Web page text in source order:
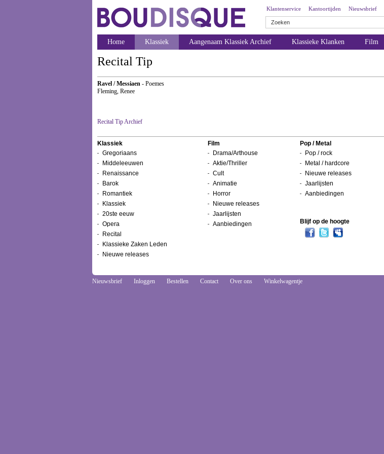
Klantenservice Kantoortijden Nieuwsbrief
Home Klassiek Aangenaam Klassiek Archief Klassieke Klanken Film
Recital Tip
Ravel / Messiaen - Poemes
Fleming, Renee
Recital Tip Archief
Klassiek
Gregoriaans
Middeleeuwen
Renaissance
Barok
Romantiek
Klassiek
20ste eeuw
Opera
Recital
Klassieke Zaken Leden
Nieuwe releases
Film
Drama/Arthouse
Aktie/Thriller
Cult
Animatie
Horror
Nieuwe releases
Jaarlijsten
Aanbiedingen
Pop / Metal
Pop / rock
Metal / hardcore
Nieuwe releases
Jaarlijsten
Aanbiedingen
Blijf op de hoogte
Nieuwsbrief Inloggen Bestellen Contact Over ons Winkelwagentje